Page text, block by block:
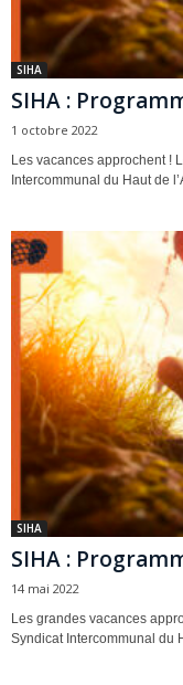
SIHA
SIHA :
1 octobre 2022
Les vacances approchent !
Intercommunal du Haut de
SIHA
SIHA :
14 mai 2022
Les grandes vacances
Syndicat Intercommunal du